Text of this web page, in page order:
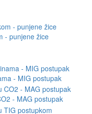
- punjene žice
- MIG postupak
- MAG postupak